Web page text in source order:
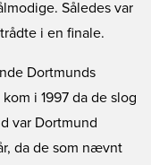
Således var
i en finale.
Dortmunds
i 1997 da de slog
var Dortmund
da de som nævnt